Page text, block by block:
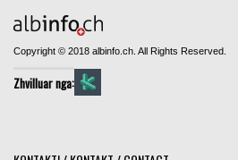
Copyright © 2018 albinfo.ch. All Rights Reserved.
Zhvilluar nga: